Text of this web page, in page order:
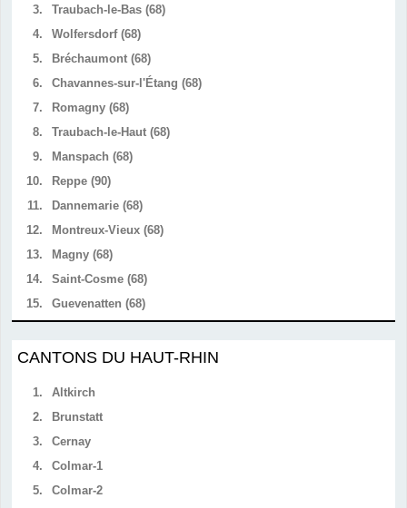
3.
Traubach-le-Bas (68)
4.
Wolfersdorf (68)
5.
Bréchaumont (68)
6.
Chavannes-sur-l'Étang (68)
7.
Romagny (68)
8.
Traubach-le-Haut (68)
9.
Manspach (68)
10.
Reppe (90)
11.
Dannemarie (68)
12.
Montreux-Vieux (68)
13.
Magny (68)
14.
Saint-Cosme (68)
15.
Guevenatten (68)
CANTONS DU HAUT-RHIN
1.
Altkirch
2.
Brunstatt
3.
Cernay
4.
Colmar-1
5.
Colmar-2